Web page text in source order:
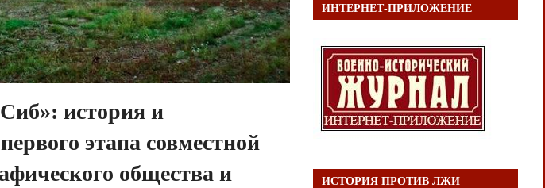
история и
этапа совместной
общества и
ИНТЕРНЕТ-ПРИЛОЖЕНИЕ
ИСТОРИЯ ПРОТИВ ЛЖИ